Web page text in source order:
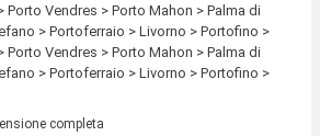
Porto Vendres > Porto Mahon > Palma di
> Portoferraio > Livorno > Portofino >
Porto Vendres > Porto Mahon > Palma di
> Portoferraio > Livorno > Portofino >
completa